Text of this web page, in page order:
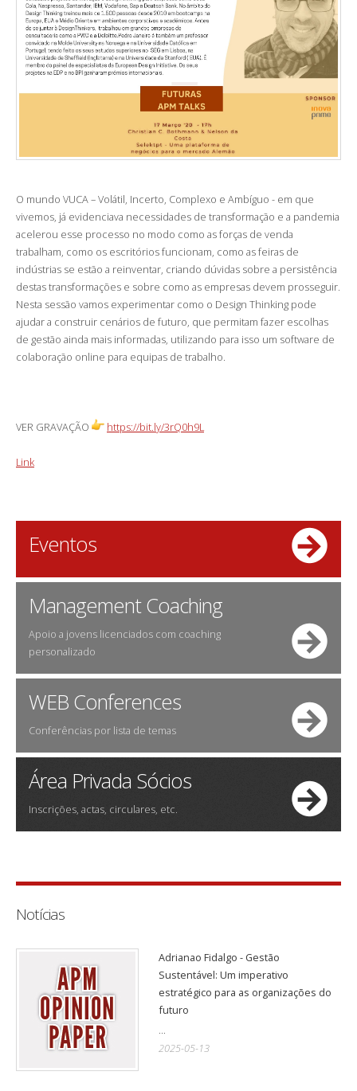
O mundo VUCA – Volátil, Incerto, Complexo e Ambíguo - em que
vivemos, já evidenciava necessidades de transformação e a pandemia
acelerou esse processo no modo como as forças de venda
trabalham, como os escritórios funcionam, como as feiras de
indústrias se estão a reinventar, criando dúvidas sobre a persistência
destas transformações e sobre como as empresas devem prosseguir.
Nesta sessão vamos experimentar como o Design Thinking pode
ajudar a construir cenários de futuro, que permitam fazer escolhas
de gestão ainda mais informadas, utilizando para isso um software de
colaboração online para equipas de trabalho.
VER GRAVAÇÃO https://bit.ly/3rQ0h9L
Link
Eventos
Management Coaching
Apoio a jovens licenciados com coaching
personalizado
WEB Conferences
Conferências por lista de temas
Área Privada Sócios
Inscrições, actas, circulares, etc.
Notícias
Adrianao Fidalgo - Gestão
Sustentável: Um imperativo
estratégico para as organizações do
futuro
...
2025-05-13